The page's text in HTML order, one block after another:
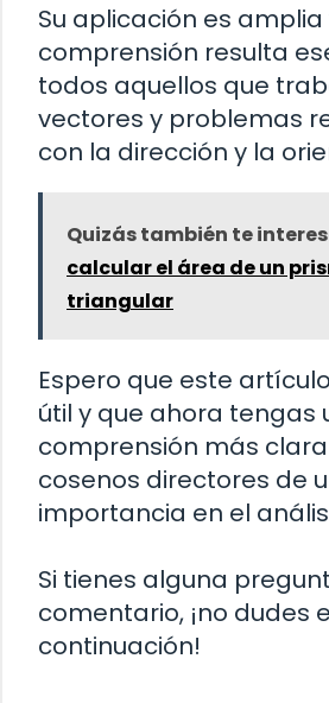
Su aplicación es amplia
comprensión resulta
todos aquellos que
vectores y problemas
con la dirección y la
Quizás también te
calcular el área de un
triangular
Espero que este
útil y que ahora tengas
comprensión más
cosenos directores de
importancia en el
Si tienes alguna
comentario, ¡no dudes
continuación!